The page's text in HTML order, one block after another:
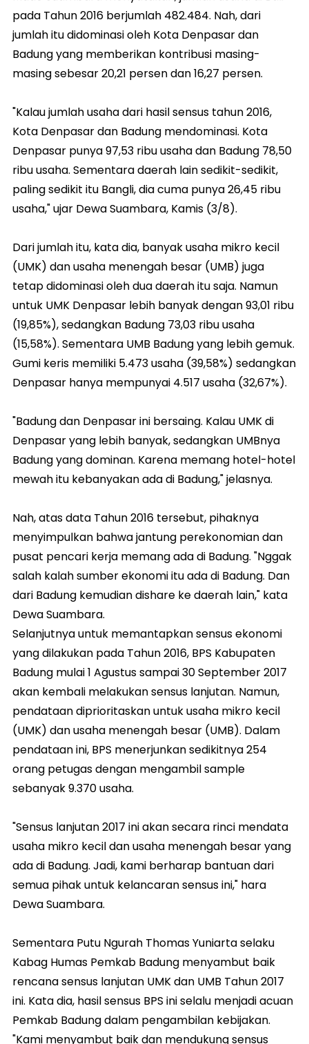
pada Tahun 2016 berjumlah 482.484. Nah, dari
jumlah itu didominasi oleh Kota Denpasar dan
Badung yang memberikan kontribusi masing-
masing sebesar 20,21 persen dan 16,27 persen.
"Kalau jumlah usaha dari hasil sensus tahun 2016,
Kota Denpasar dan Badung mendominasi. Kota
Denpasar punya 97,53 ribu usaha dan Badung 78,50
ribu usaha. Sementara daerah lain sedikit-sedikit,
paling sedikit itu Bangli, dia cuma punya 26,45 ribu
usaha," ujar Dewa Suambara, Kamis (3/8).
Dari jumlah itu, kata dia, banyak usaha mikro kecil
(UMK) dan usaha menengah besar (UMB) juga
tetap didominasi oleh dua daerah itu saja. Namun
untuk UMK Denpasar lebih banyak dengan 93,01 ribu
(19,85%), sedangkan Badung 73,03 ribu usaha
(15,58%). Sementara UMB Badung yang lebih gemuk.
Gumi keris memiliki 5.473 usaha (39,58%) sedangkan
Denpasar hanya mempunyai 4.517 usaha (32,67%).
"Badung dan Denpasar ini bersaing. Kalau UMK di
Denpasar yang lebih banyak, sedangkan UMBnya
Badung yang dominan. Karena memang hotel-hotel
mewah itu kebanyakan ada di Badung," jelasnya.
Nah, atas data Tahun 2016 tersebut, pihaknya
menyimpulkan bahwa jantung perekonomian dan
pusat pencari kerja memang ada di Badung. "Nggak
salah kalah sumber ekonomi itu ada di Badung. Dan
dari Badung kemudian dishare ke daerah lain," kata
Dewa Suambara.
Selanjutnya untuk memantapkan sensus ekonomi
yang dilakukan pada Tahun 2016, BPS Kabupaten
Badung mulai 1 Agustus sampai 30 September 2017
akan kembali melakukan sensus lanjutan. Namun,
pendataan diprioritaskan untuk usaha mikro kecil
(UMK) dan usaha menengah besar (UMB). Dalam
pendataan ini, BPS menerjunkan sedikitnya 254
orang petugas dengan mengambil sample
sebanyak 9.370 usaha.
"Sensus lanjutan 2017 ini akan secara rinci mendata
usaha mikro kecil dan usaha menengah besar yang
ada di Badung. Jadi, kami berharap bantuan dari
semua pihak untuk kelancaran sensus ini," hara
Dewa Suambara.
Sementara Putu Ngurah Thomas Yuniarta selaku
Kabag Humas Pemkab Badung menyambut baik
rencana sensus lanjutan UMK dan UMB Tahun 2017
ini. Kata dia, hasil sensus BPS ini selalu menjadi acuan
Pemkab Badung dalam pengambilan kebijakan.
"Kami menyambut baik dan mendukung sensus